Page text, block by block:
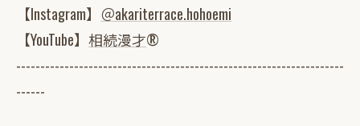
【Instagram】 ＠akariterrace.hohoemi
【YouTube】 相続漫才®
--------------------------------------------------------------------
------